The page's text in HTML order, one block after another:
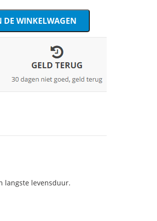
DE WINKELWAGEN
langste levensduur.